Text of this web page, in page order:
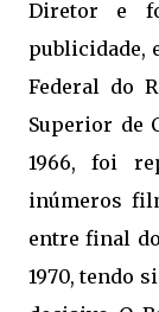
Diretor e
publicidade,
Federal do
Superior de
1966, foi
inúmeros
entre final
1970, tendo